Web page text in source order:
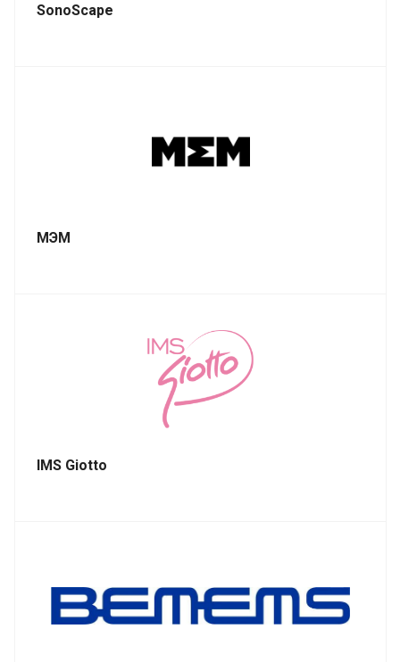
SonoScape
МЭМ
IMS Giotto